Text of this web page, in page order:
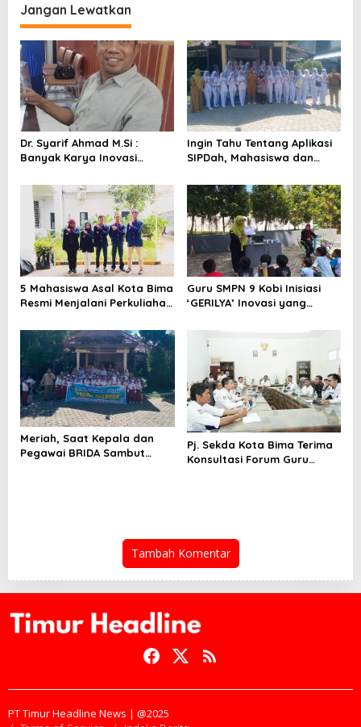
g
a
s
i
p
o
s
Jangan Lewatkan
Dr. Syarif Ahmad M.Si :
Banyak Karya Inovasi
Mendapat Atensi dan Perlu
Difasilitasi Pemerintah
Ingin Tahu Tentang Aplikasi
SIPDah, Mahasiswa dan
Dahlan Datangi BRIDA
5 Mahasiswa Asal Kota Bima
Resmi Menjalani Perkuliahan
Guru SMPN 9 Kobi Inisiasi
‘GERILYA’ Inovasi yang
Baca Anak
Meriah, Saat Kepala dan
Pegawai BRIDA Sambut
Pj. Sekda Kota Bima Terima
Konsultasi Forum Guru
Tambah Komentar
PT Timur Headline News | @2025